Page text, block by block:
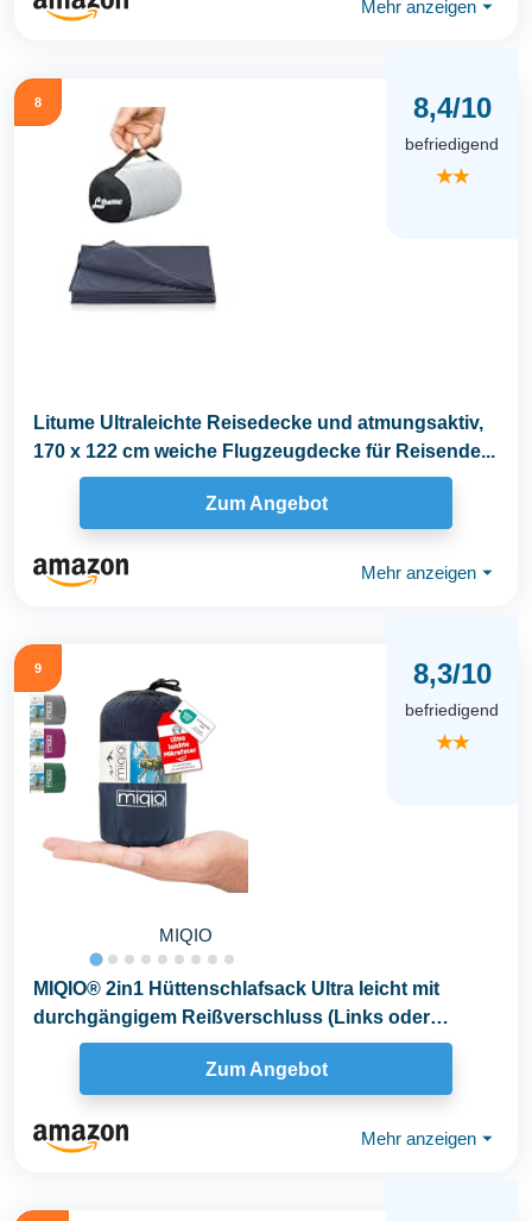
Mehr anzeigen ⏷
8 8,4/10
befriedigend
★★
Litume Ultraleichte Reisedecke und atmungsaktiv,
170 x 122 cm weiche Flugzeugdecke für Reisende...
Zum Angebot
Mehr anzeigen ⏷
9
MIQIO
8,3/10
befriedigend
★★
MIQIO® 2in1 Hüttenschlafsack Ultra leicht mit
durchgängigem Reißverschluss (Links oder
rechts...
Zum Angebot
Mehr anzeigen ⏷